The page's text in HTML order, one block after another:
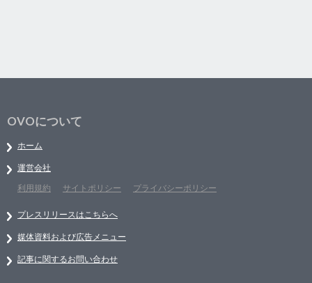
OVOについて
ホーム
運営会社
利用規約
サイトポリシー プライバシーポリシー
プレスリリースはこちらへ
媒体資料および広告メニュー
記事に関するお問い合わせ